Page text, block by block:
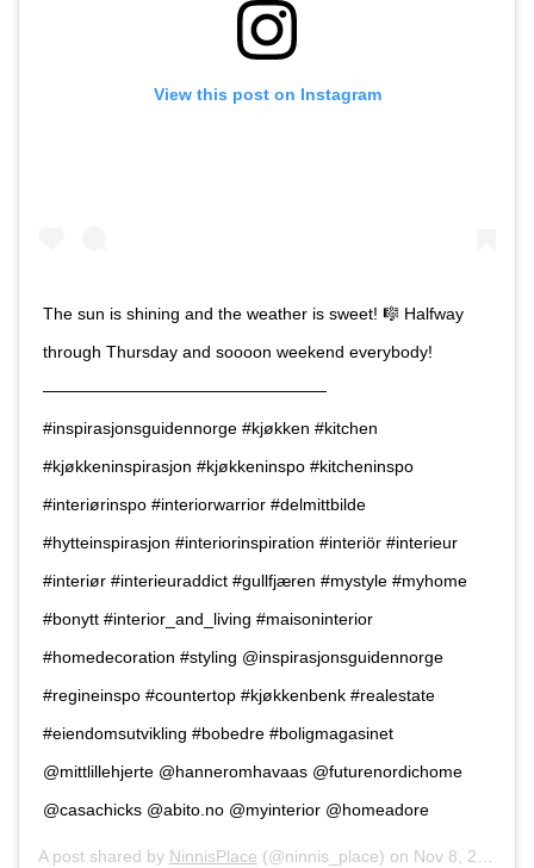
View this post on Instagram
The sun is shining and the weather is sweet! 🎼 Halfway
through Thursday and soooon weekend everybody!
—————————————————
#inspirasjonsguidennorge #kjøkken #kitchen
#kjøkkeninspirasjon #kjøkkeninspo #kitcheninspo
#interiørinspo #interiorwarrior #delmittbilde
#hytteinspirasjon #interiorinspiration #interiör #interieur
#interiør #interieuraddict #gullfjæren #mystyle #myhome
#bonytt #interior_and_living #maisoninterior
#homedecoration #styling @inspirasjonsguidennorge
#regineinspo #countertop #kjøkkenbenk #realestate
#eiendomsutvikling #bobedre #boligmagasinet
@mittlillehjerte @hanneromhavaas @futurenordichome
@casachicks @abito.no @myinterior @homeadore
A post shared by NinnisPlace (@ninnis_place) on Nov 8, 2018 at 4:58am PST